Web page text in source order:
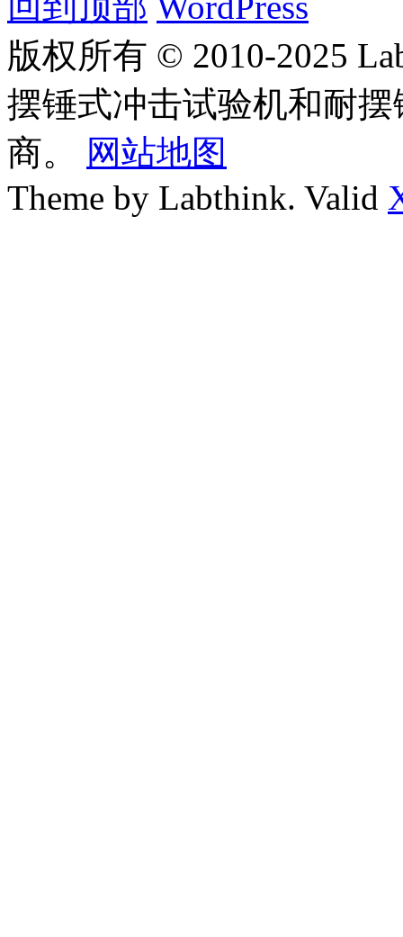
版权所有 © 2010-2025
摆锤式冲击试验机和耐
商。
网站地图
Theme by Labthink. Valid